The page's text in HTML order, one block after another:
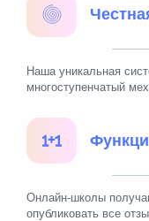
Наша уникальная
многоступенчатый
Онлайн-школы
опубликовать все